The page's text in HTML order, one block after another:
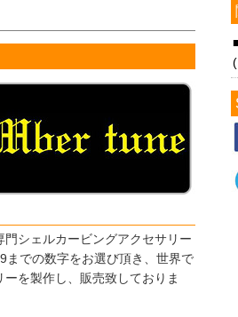
門シェルカービングアクセサリー
までの数字をお選び頂き、世界で
ーを製作し、販売致しておりま